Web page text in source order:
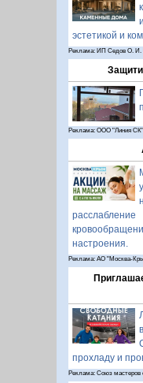
эстетикой и
Реклама: ИП Седов О. И.
Реклама: ООО "Линия СК"
настроения.
Реклама: АО "Москва-
прохладу и
Реклама: Союз мастеров